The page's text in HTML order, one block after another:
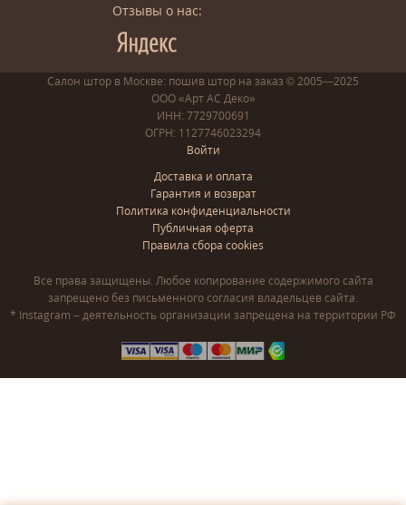
Отзывы о нас:
Салон штор в Москве: пошив штор на заказ © 2005—2025
ООО «Арт АС Деко»
ИНН: 7729700691
ОГРН: 1127746023294
Войти
Доставка и оплата
Гарантия и возврат
Политика конфиденциальности
Публичная оферта
Правила сбора cookies
Все права защищены. Любое копирование содержимого сайта
запрещено без письменного согласия владельцев сайта.
* Instagram – деятельность организации запрещена на территории РФ